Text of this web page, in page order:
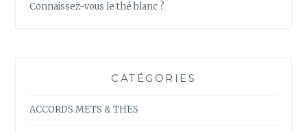
Connaissez-vous le thé blanc ?
CATÉGORIES
ACCORDS METS & THES